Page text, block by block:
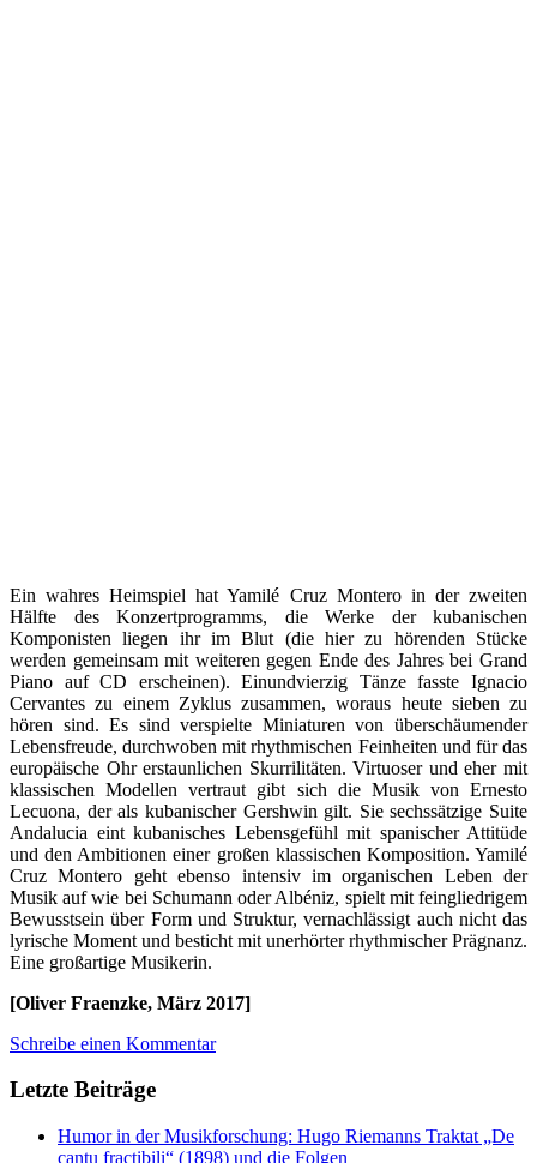
Ein wahres Heimspiel hat Yamilé Cruz Montero in der zweiten
Hälfte des Konzertprogramms, die Werke der kubanischen
Komponisten liegen ihr im Blut (die hier zu hörenden Stücke
werden gemeinsam mit weiteren gegen Ende des Jahres bei Grand
Piano auf CD erscheinen). Einundvierzig Tänze fasste Ignacio
Cervantes zu einem Zyklus zusammen, woraus heute sieben zu
hören sind. Es sind verspielte Miniaturen von überschäumender
Lebensfreude, durchwoben mit rhythmischen Feinheiten und für das
europäische Ohr erstaunlichen Skurrilitäten. Virtuoser und eher mit
klassischen Modellen vertraut gibt sich die Musik von Ernesto
Lecuona, der als kubanischer Gershwin gilt. Sie sechssätzige Suite
Andalucia eint kubanisches Lebensgefühl mit spanischer Attitüde
und den Ambitionen einer großen klassischen Komposition. Yamilé
Cruz Montero geht ebenso intensiv im organischen Leben der
Musik auf wie bei Schumann oder Albéniz, spielt mit feingliedrigem
Bewusstsein über Form und Struktur, vernachlässigt auch nicht das
lyrische Moment und besticht mit unerhörter rhythmischer Prägnanz.
Eine großartige Musikerin.
[Oliver Fraenzke, März 2017]
Schreibe einen Kommentar
Letzte Beiträge
Humor in der Musikforschung: Hugo Riemanns Traktat „De
cantu fractibili“ (1898) und die Folgen